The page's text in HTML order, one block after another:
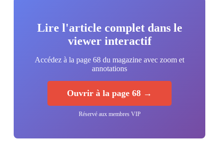
Lire l'article complet dans le
viewer interactif
Accédez à la page 68 du magazine avec zoom et
annotations
Ouvrir à la page 68 →
Réservé aux membres VIP